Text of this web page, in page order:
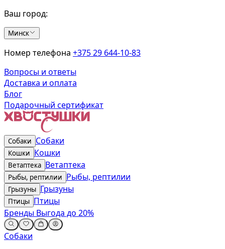
Ваш город:
Минск
Номер телефона +375 29 644-10-83
Вопросы и ответы
Доставка и оплата
Блог
Подарочный сертификат
Собаки Собаки
Кошки Кошки
Ветаптека Ветаптека
Рыбы, рептилии Рыбы, рептилии
Грызуны Грызуны
Птицы Птицы
Бренды Выгода до 20%
Собаки